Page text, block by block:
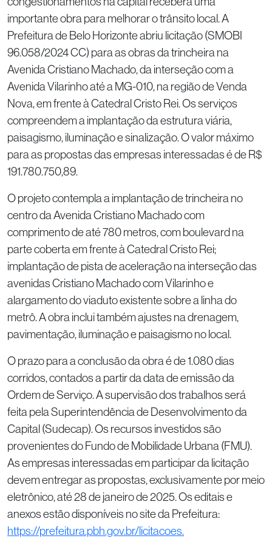
importante obra para melhorar o trânsito local. A
Prefeitura de Belo Horizonte abriu licitação (SMOBI
96.058/2024 CC) para as obras da trincheira na
Avenida Cristiano Machado, da interseção com a
Avenida Vilarinho até a MG-010, na região de Venda
Nova, em frente à Catedral Cristo Rei. Os serviços
compreendem a implantação da estrutura viária,
paisagismo, iluminação e sinalização. O valor máximo
para as propostas das empresas interessadas é de R$
191.780.750,89.
O projeto contempla a implantação de trincheira no
centro da Avenida Cristiano Machado com
comprimento de até 780 metros, com boulevard na
parte coberta em frente à Catedral Cristo Rei;
implantação de pista de aceleração na interseção das
avenidas Cristiano Machado com Vilarinho e
alargamento do viaduto existente sobre a linha do
metrô. A obra inclui também ajustes na drenagem,
pavimentação, iluminação e paisagismo no local.
O prazo para a conclusão da obra é de 1.080 dias
corridos, contados a partir da data de emissão da
Ordem de Serviço. A supervisão dos trabalhos será
feita pela Superintendência de Desenvolvimento da
Capital (Sudecap). Os recursos investidos são
provenientes do Fundo de Mobilidade Urbana (FMU).
As empresas interessadas em participar da licitação
devem entregar as propostas, exclusivamente por meio
eletrônico, até 28 de janeiro de 2025. Os editais e
anexos estão disponíveis no site da Prefeitura:
https://prefeitura.pbh.gov.br/licitacoes.